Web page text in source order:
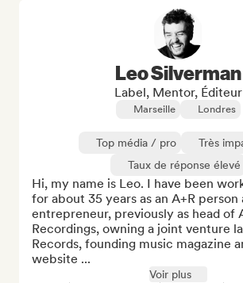
Leo Silverman
Label, Mentor, Éditeur
Marseille Londres
Top média / pro
Très
Taux de réponse élevé
Hi, my name is Leo. I have been
for about 35 years as an A+R person
entrepreneur, previously as head of
Recordings, owning a joint venture
Records, founding music magazine
website ...
Voir plus